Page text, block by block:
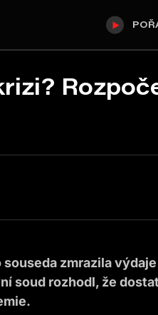
souseda zmrazila
soud rozhodl, že